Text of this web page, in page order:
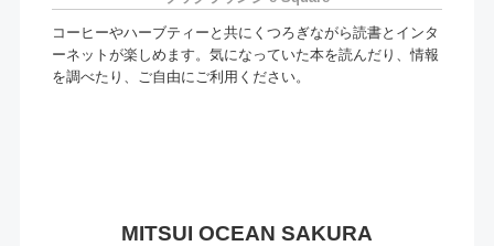
コーヒーやハーブティーと共にくつろぎながら読書とインタ
ーネットが楽しめます。気になっていた本を読んだり、情報
を調べたり、ご自由にご利用ください。
MITSUI OCEAN SAKURA